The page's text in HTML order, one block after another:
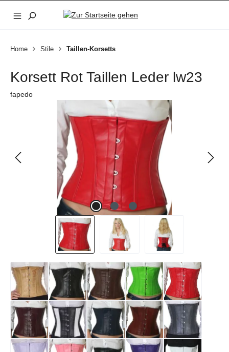
Zum Hauptinhalt springen
Home Stile Taillen-Korsetts
Korsett Rot Taillen Leder lw23
fapedo